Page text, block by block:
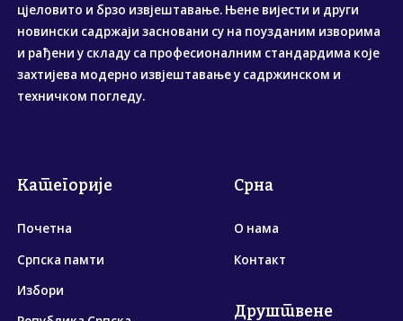
цјеловито и брзо извјештавање. Њене вијести и други
новински садржаји засновани су на поузданим изворима
и рађени у складу са професионалним стандардима које
захтијева модерно извјештавање у садржинском и
техничком погледу.
Категорије
Почетна
Српска памти
Избори
Срна
О нама
Контакт
Друштвене